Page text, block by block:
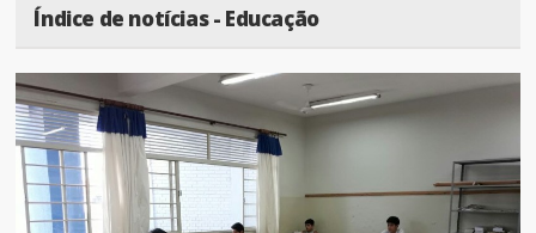
Índice de notícias - Educação